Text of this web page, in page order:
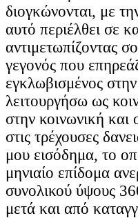
διογκώνονται, με
αυτό περιέλθει σε
αντιμετωπίζοντας
γεγονός που
εγκλωβισμένος
λειτουργήσω ως
στην κοινωνική
στις τρέχουσες
μου εισόδημα, το
μηνιαίο επίδομα
συνολικού ύψους
μετά και από